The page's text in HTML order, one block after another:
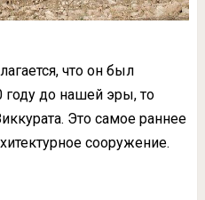
что он был
году до нашей эры, то
Это самое раннее
сооружение.